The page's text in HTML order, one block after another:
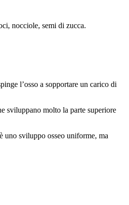
nocciole, semi di zucca.
l’osso a sopportare un carico di
sviluppano molto la parte superiore
uno sviluppo osseo uniforme, ma